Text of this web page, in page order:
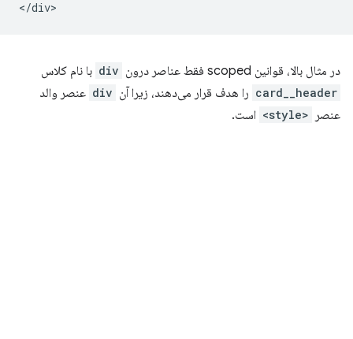
در مثال بالا، قوانین scoped فقط عناصر درون div با نام کلاس
card__header را هدف قرار می‌دهند، زیرا آن div عنصر والد
عنصر
<style> است.